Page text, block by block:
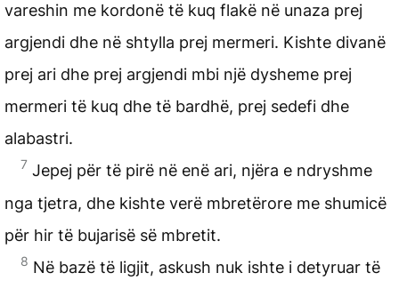
vareshin me kordonë të kuq flakë në unaza prej
argjendi dhe në shtylla prej mermeri. Kishte divanë
prej ari dhe prej argjendi mbi një dysheme prej
mermeri të kuq dhe të bardhë, prej sedefi dhe
alabastri.
7 Jepej për të pirë në enë ari, njëra e ndryshme
nga tjetra, dhe kishte verë mbretërore me shumicë
për hir të bujarisë së mbretit.
8 Në bazë të ligjit, askush nuk ishte i detyruar të